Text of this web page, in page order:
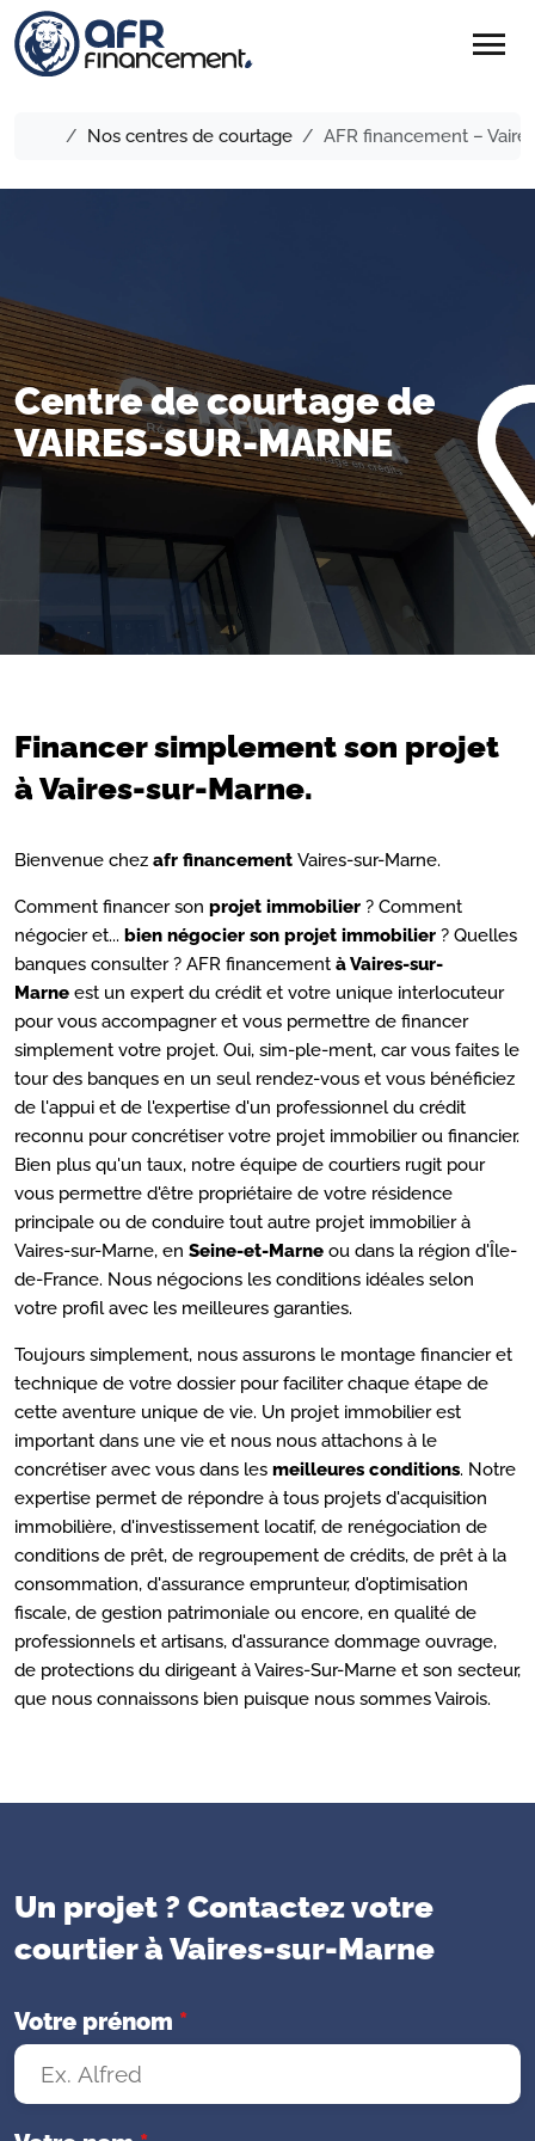
menu
Nos centres de courtage AFR financement –
Centre de courtage de
VAIRES-SUR-MARNE
Financer simplement son projet
à Vaires-sur-Marne.
Bienvenue chez afr financement Vaires-sur-Marne.
Comment financer son projet immobilier ? Comment
négocier et... bien négocier son projet immobilier ? Quelles
banques consulter ? AFR financement à Vaires-sur-
Marne est un expert du crédit et votre unique interlocuteur
pour vous accompagner et vous permettre de financer
simplement votre projet. Oui, sim-ple-ment, car vous faites le
tour des banques en un seul rendez-vous et vous bénéficiez
de l'appui et de l'expertise d'un professionnel du crédit
reconnu pour concrétiser votre projet immobilier ou financier.
Bien plus qu'un taux, notre équipe de courtiers rugit pour
vous permettre d'être propriétaire de votre résidence
principale ou de conduire tout autre projet immobilier à
Vaires-sur-Marne, en Seine-et-Marne ou dans la région d'Île-
de-France. Nous négocions les conditions idéales selon
votre profil avec les meilleures garanties.
Toujours simplement, nous assurons le montage financier et
technique de votre dossier pour faciliter chaque étape de
cette aventure unique de vie. Un projet immobilier est
important dans une vie et nous nous attachons à le
concrétiser avec vous dans les meilleures conditions. Notre
expertise permet de répondre à tous projets d'acquisition
immobilière, d'investissement locatif, de renégociation de
conditions de prêt, de regroupement de crédits, de prêt à la
consommation, d'assurance emprunteur, d'optimisation
fiscale, de gestion patrimoniale ou encore, en qualité de
professionnels et artisans, d'assurance dommage ouvrage,
de protections du dirigeant à Vaires-Sur-Marne et son secteur,
que nous connaissons bien puisque nous sommes Vairois.
Un projet ? Contactez votre
courtier à Vaires-sur-Marne
Votre prénom *